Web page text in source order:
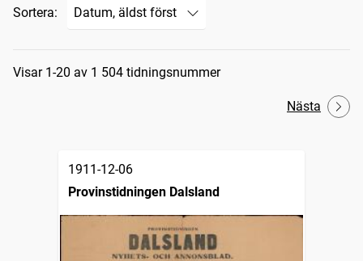
Sortera:
Sökresultat
Visar 1-20 av 1 504 tidningsnummer
Nästa
1911-12-06
Provinstidningen Dalsland